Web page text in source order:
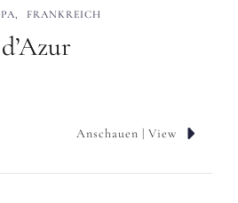
FRANKREICH
Anschauen | View